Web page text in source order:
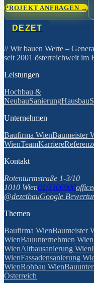
PROJEKT ANFRAGEN →
DEZET
// Wir bauen Werte –
seit 2001 österreichweit im
Leistungen
Hochbau &
NeubauSanierungHausbau
Unternehmen
Baufirma WienBaumeister
WienTeamKarriere
Kontakt
Rotenturmstraße 1-3/10
1010 Wien01/3306900
@dezetbauGoogle
Themen
Baufirma WienBaumeister
WienBauunternehmen Wien
WienAltbausanierung Wien
WienFassadensanierung
WienRohbau Wien
Österreich